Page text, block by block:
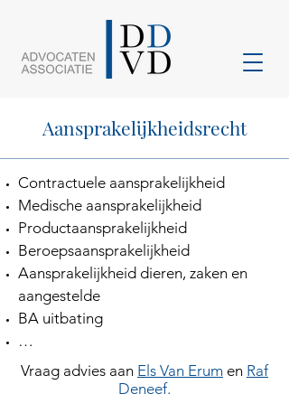
Aansprakelijkheidsrecht
Contractuele aansprakelijkheid
Medische aansprakelijkheid
Productaansprakelijkheid
Beroepsaansprakelijkheid
Aansprakelijkheid dieren, zaken en
aangestelde
BA uitbating
…
Vraag advies aan Els Van Erum en Raf
Deneef.